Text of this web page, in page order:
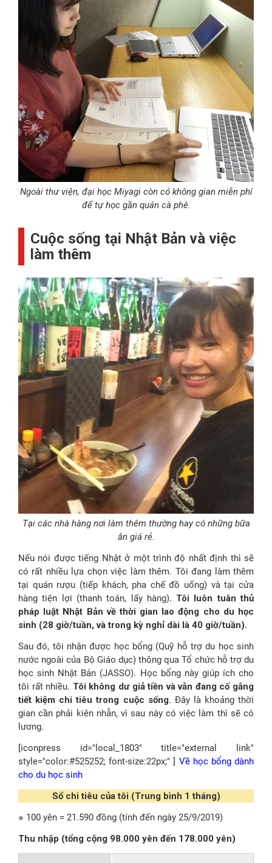
Ngoài thư viện, đại học Miyagi còn có không gian miễn phí
để tự học gần quán cà phê.
Cuộc sống tại Nhật Bản và việc
làm thêm
Tại các nhà hàng nơi làm thêm thường hay có những bữa
ăn giá rẻ.
Nếu nói được tiếng Nhật ở một trình độ nhất định thì sẽ
có rất nhiều lựa chọn việc làm thêm. Tôi đang làm thêm
tại quán rượu (tiếp khách, pha chế đồ uống) và tại cửa
hàng tiện lợi (thanh toán, lấy hàng). Tôi luôn tuân thủ
pháp luật Nhật Bản về thời gian lao động cho du học
sinh (28 giờ/tuần, và trong kỳ nghỉ dài là 40 giờ/tuần).
Sau đó, tôi nhận được học bổng (Quỹ hỗ trợ du học sinh
nước ngoài của Bộ Giáo dục) thông qua Tổ chức hỗ trợ du
học sinh Nhật Bản (JASSO). Học bổng này giúp ích cho
tôi rất nhiều. Tôi không dư giả tiền và vẫn đang cố gắng
tiết kiệm chi tiêu trong cuộc sống. Đây là khoảng thời
gian cần phải kiên nhẫn, vì sau này có việc làm thì sẽ có
lương.
[iconpress id="local_1803" title="external link"
style="color:#525252; font-size:22px;" ] Về học bổng dành
cho du học sinh
Sổ chi tiêu của tôi (Trung bình 1 tháng)
※ 100 yên = 21.590 đồng (tính đến ngày 25/9/2019)
Thu nhập (tổng cộng 98.000 yên đến 178.000 yên)